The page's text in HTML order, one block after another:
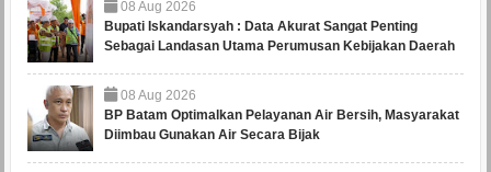
08 Aug 2026
Bupati Iskandarsyah : Data Akurat Sangat Penting
Sebagai Landasan Utama Perumusan Kebijakan Daerah
08 Aug 2026
BP Batam Optimalkan Pelayanan Air Bersih, Masyarakat
Diimbau Gunakan Air Secara Bijak